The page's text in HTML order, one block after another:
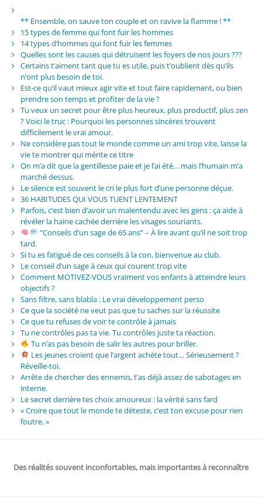
** Ensemble, on sauve ton couple et on ravive la flamme ! **
15 types de femme qui font fuir les hommes
14 types d’hommes qui font fuir les femmes
Quelles sont les causes qui détruisent les foyers de nos jours ???
Certains t’aiment tant que tu es utile, puis t’oublient dès qu’ils
n’ont plus besoin de toi.
Est-ce qu’il vaut mieux agir vite et tout faire rapidement, ou bien
prendre son temps et profiter de la vie ?
Tu veux un secret pour être plus heureux, plus productif, plus zen
? Voici le truc : Pourquoi les personnes sincères trouvent
difficilement le vrai amour.
Ne considère pas tout le monde comme un ami trop vite, laisse la
vie te montrer qui mérite ce titre
On m’a dit que la gentillesse paie et je l’ai été… mais l’humain m’a
marché dessus.
Le silence est souvent le cri le plus fort d’une personne déçue.
36 HABITUDES QUI VOUS TUENT LENTEMENT
Parfois, c’est bien d’avoir un malentendu avec les gens : ça aide à
révéler la haine cachée derrière les visages souriants.
“Conseils d’un sage de 65 ans” – À lire avant qu’il ne soit trop
tard.
Si tu es fatigué de ces conseils à la con, bienvenue au club.
Le conseil d’un sage à ceux qui courent trop vite
Comment MOTIVEZ-VOUS vraiment vos enfants à atteindre leurs
objectifs ?
Sans filtre, sans blabla : Le vrai développement perso
Ce que la société ne veut pas que tu saches sur la réussite
Ce que tu refuses de voir te contrôle à jamais
Tu ne contrôles pas ta vie. Tu contrôles juste ta réaction.
Tu n’as pas besoin de salir les autres pour briller.
Les jeunes croient que l’argent achète tout… Sérieusement ?
Réveille-toi.
Arrête de chercher des ennemis, t’as déjà assez de sabotages en
interne.
Le secret derrière tes choix amoureux : la vérité sans fard
« Croire que tout le monde te déteste, c’est ton excuse pour rien
foutre. »
Des réalités souvent inconfortables, mais importantes à reconnaître